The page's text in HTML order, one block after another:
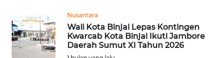
Nusantara
Wali Kota Binjai Lepas Kontingen
Kwarcab Kota Binjai Ikuti Jambore
Daerah Sumut XI Tahun 2026
Regional
WN
SUMUT